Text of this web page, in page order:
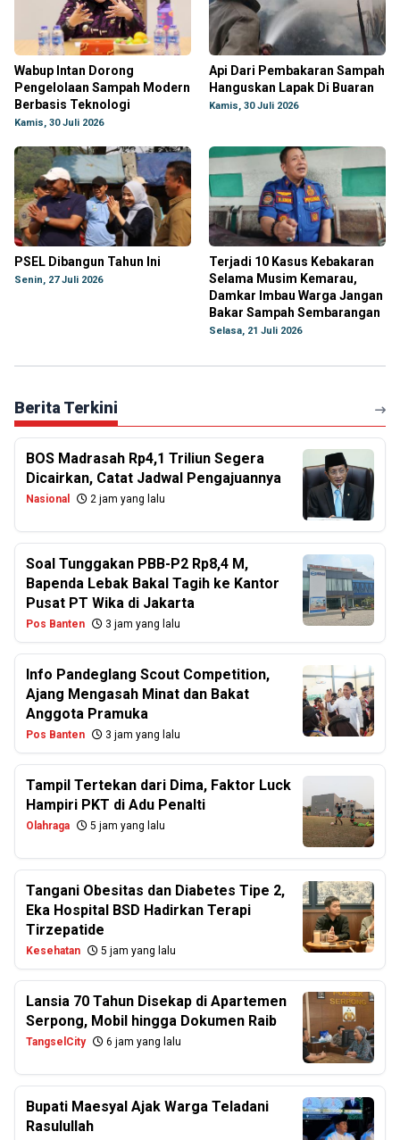
Wabup Intan Dorong
Pengelolaan Sampah Modern
Berbasis Teknologi
Kamis, 30 Juli 2026
Api Dari Pembakaran Sampah
Hanguskan Lapak Di Buaran
Kamis, 30 Juli 2026
PSEL Dibangun Tahun Ini
Senin, 27 Juli 2026
Terjadi 10 Kasus Kebakaran
Selama Musim Kemarau,
Damkar Imbau Warga Jangan
Bakar Sampah Sembarangan
Selasa, 21 Juli 2026
Berita Terkini
BOS Madrasah Rp4,1 Triliun Segera
Dicairkan, Catat Jadwal Pengajuannya
Nasional 2 jam yang lalu
Soal Tunggakan PBB-P2 Rp8,4 M,
Bapenda Lebak Bakal Tagih ke Kantor
Pusat PT Wika di Jakarta
Pos Banten 3 jam yang lalu
Info Pandeglang Scout Competition,
Ajang Mengasah Minat dan Bakat
Anggota Pramuka
Pos Banten 3 jam yang lalu
Tampil Tertekan dari Dima, Faktor Luck
Hampiri PKT di Adu Penalti
Olahraga 5 jam yang lalu
Tangani Obesitas dan Diabetes Tipe 2,
Eka Hospital BSD Hadirkan Terapi
Tirzepatide
Kesehatan 5 jam yang lalu
Lansia 70 Tahun Disekap di Apartemen
Serpong, Mobil hingga Dokumen Raib
TangselCity 6 jam yang lalu
Bupati Maesyal Ajak Warga Teladani
Rasulullah